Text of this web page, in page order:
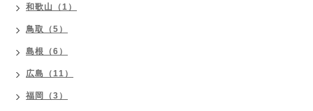
和歌山（1）
鳥取（5）
島根（6）
広島（11）
福岡（3）